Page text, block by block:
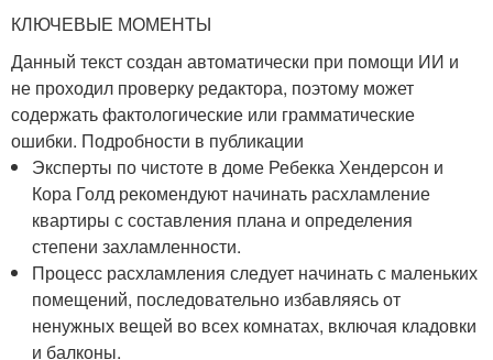
КЛЮЧЕВЫЕ МОМЕНТЫ
Данный текст создан автоматически при помощи ИИ и
не проходил проверку редактора, поэтому может
содержать фактологические или грамматические
ошибки. Подробности в публикации
Эксперты по чистоте в доме Ребекка Хендерсон и
Кора Голд рекомендуют начинать расхламление
квартиры с составления плана и определения
степени захламленности.
Процесс расхламления следует начинать с маленьких
помещений, последовательно избавляясь от
ненужных вещей во всех комнатах, включая кладовки
и балконы.